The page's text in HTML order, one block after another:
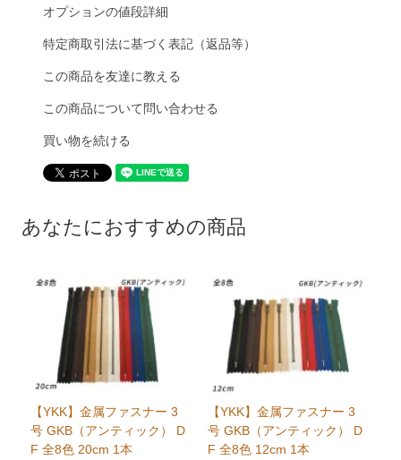
オプションの値段詳細
特定商取引法に基づく表記（返品等）
この商品を友達に教える
この商品について問い合わせる
買い物を続ける
あなたにおすすめの商品
【YKK】金属ファスナー 3
号 GKB（アンティック） D
F 全8色 20cm 1本
【YKK】金属ファスナー 3
号 GKB（アンティック） D
F 全8色 12cm 1本